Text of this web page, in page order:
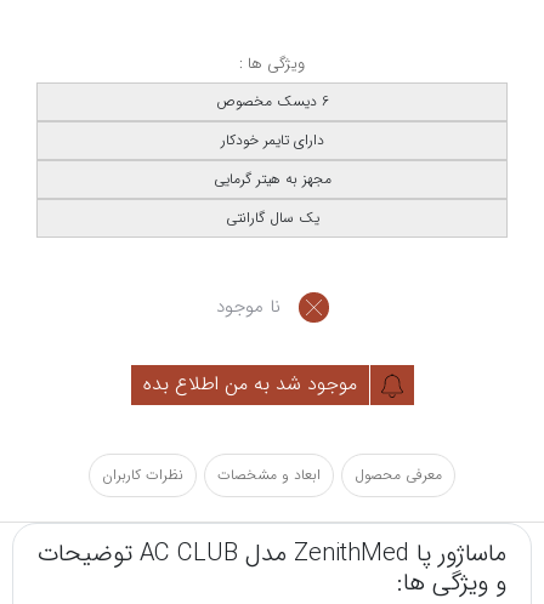
ویژگی ها :
6 دیسک مخصوص
دارای تایمر خودکار
مجهز به هیتر گرمایی
یک سال گارانتی
نا موجود
موجود شد به من اطلاع بده
معرفی محصول ابعاد و مشخصات نظرات کاربران
ماساژور پا ZenithMed مدل AC CLUB توضیحات
و ویژگی ها: